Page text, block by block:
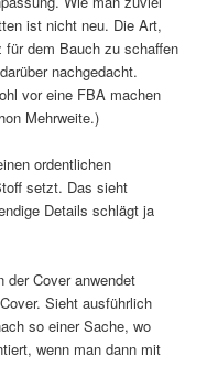
ist nicht neu. Die Art,
dem Bauch zu schaffen
nachgedacht.
vor eine FBA machen
Mehrweite.)
ordentlichen
setzt. Das sieht
Details schlägt ja
der Cover anwendet
Sieht ausführlich
so einer Sache, wo
wenn man dann mit